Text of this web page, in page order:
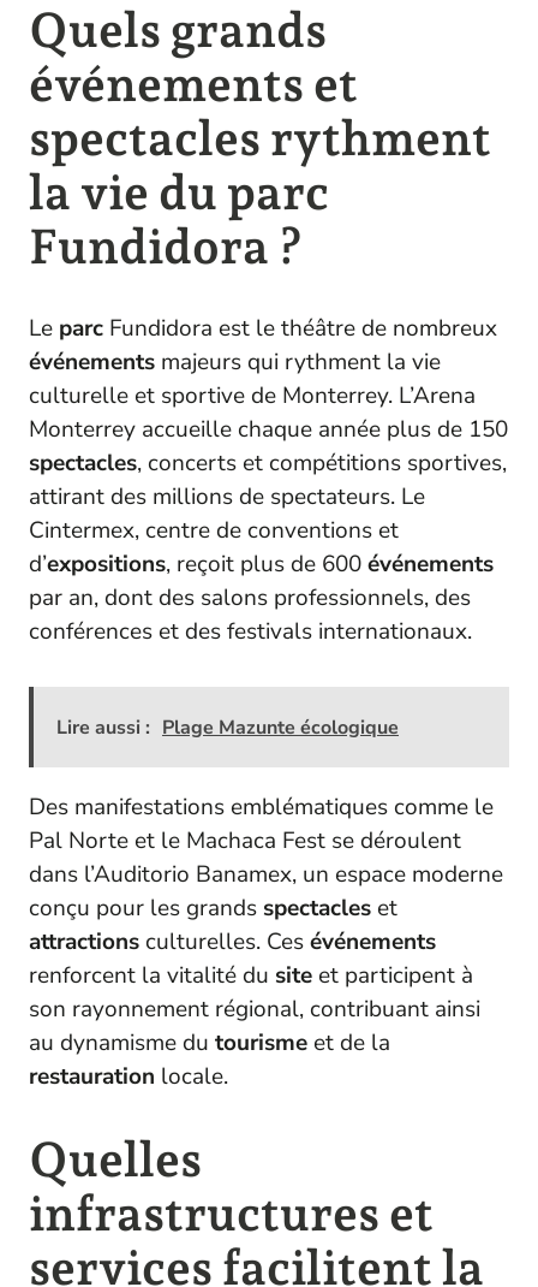
Quels grands
événements et
spectacles rythment
la vie du parc
Fundidora ?
Le parc Fundidora est le théâtre de nombreux
événements majeurs qui rythment la vie
culturelle et sportive de Monterrey. L’Arena
Monterrey accueille chaque année plus de 150
spectacles, concerts et compétitions sportives,
attirant des millions de spectateurs. Le
Cintermex, centre de conventions et
d’expositions, reçoit plus de 600événements
par an, dont des salons professionnels, des
conférences et des festivals internationaux.
Lire aussi : Plage Mazunte écologique
Des manifestations emblématiques comme le
Pal Norte et le Machaca Fest se déroulent
dans l’Auditorio Banamex, un espace moderne
conçu pour les grands spectacles et
attractions culturelles. Cesévénements
renforcent la vitalité du site et participent à
son rayonnement régional, contribuant ainsi
au dynamisme du tourisme et de la
restauration locale.
Quelles
infrastructures et
services facilitent la